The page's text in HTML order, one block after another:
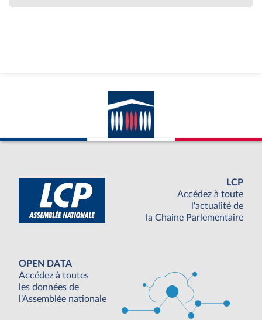
LCP
Accédez à toute
l'actualité de
la Chaine Parlementaire
OPEN DATA
Accédez à toutes
les données de
l'Assemblée nationale